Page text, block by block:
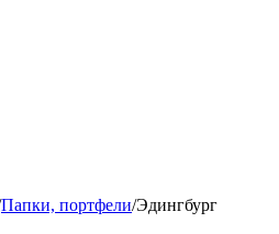
Папки, портфели/Эдингбург